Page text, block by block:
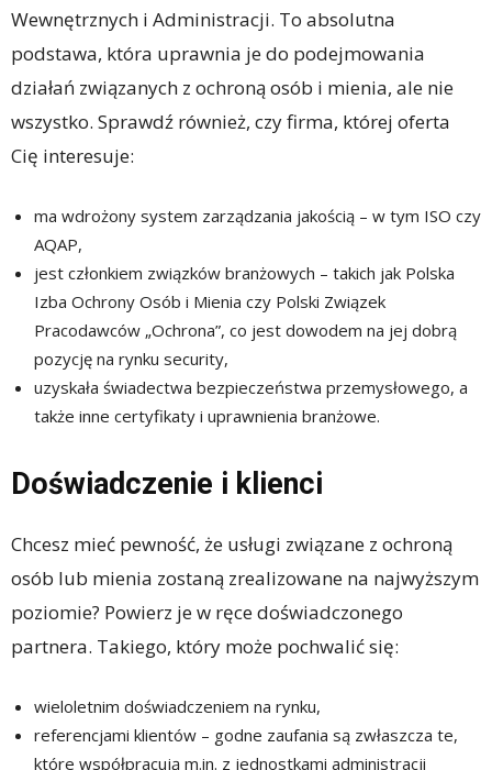
Wewnętrznych i Administracji. To absolutna
podstawa, która uprawnia je do podejmowania
działań związanych z ochroną osób i mienia, ale nie
wszystko. Sprawdź również, czy firma, której oferta
Cię interesuje:
ma wdrożony system zarządzania jakością – w tym ISO czy
AQAP,
jest członkiem związków branżowych – takich jak Polska
Izba Ochrony Osób i Mienia czy Polski Związek
Pracodawców „Ochrona”, co jest dowodem na jej dobrą
pozycję na rynku security,
uzyskała świadectwa bezpieczeństwa przemysłowego, a
także inne certyfikaty i uprawnienia branżowe.
Doświadczenie i klienci
Chcesz mieć pewność, że usługi związane z ochroną
osób lub mienia zostaną zrealizowane na najwyższym
poziomie? Powierz je w ręce doświadczonego
partnera. Takiego, który może pochwalić się:
wieloletnim doświadczeniem na rynku,
referencjami klientów – godne zaufania są zwłaszcza te,
które współpracują m.in. z jednostkami administracji